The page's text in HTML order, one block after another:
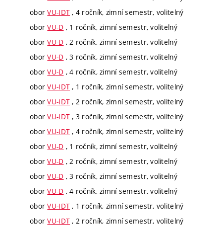
oborVU-IDT , 4 ročník, zimní semestr, volitelný
oborVU-D , 1 ročník, zimní semestr, volitelný
oborVU-D , 2 ročník, zimní semestr, volitelný
oborVU-D , 3 ročník, zimní semestr, volitelný
oborVU-D , 4 ročník, zimní semestr, volitelný
oborVU-IDT , 1 ročník, zimní semestr, volitelný
oborVU-IDT , 2 ročník, zimní semestr, volitelný
oborVU-IDT , 3 ročník, zimní semestr, volitelný
oborVU-IDT , 4 ročník, zimní semestr, volitelný
oborVU-D , 1 ročník, zimní semestr, volitelný
oborVU-D , 2 ročník, zimní semestr, volitelný
oborVU-D , 3 ročník, zimní semestr, volitelný
oborVU-D , 4 ročník, zimní semestr, volitelný
oborVU-IDT , 1 ročník, zimní semestr, volitelný
oborVU-IDT , 2 ročník, zimní semestr, volitelný